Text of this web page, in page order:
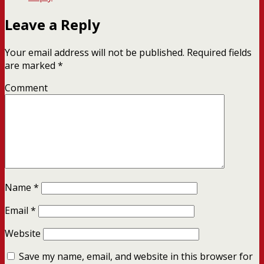
Leave a Reply
Your email address will not be published. Required fields
are marked *
Comment
Name *
Email *
Website
Save my name, email, and website in this browser for